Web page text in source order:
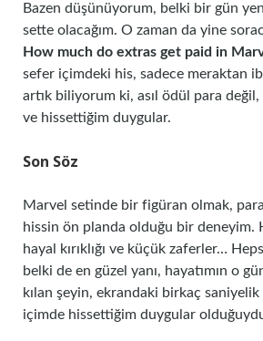
Bazen düşünüyorum, belki bir gün
sette olacağım. O zaman da yine
How much do extras get paid in
sefer içimdeki his, sadece meraktan
artık biliyorum ki, asıl ödül para değil,
ve hissettiğim duygular.
Son Söz
Marvel setinde bir figüran olmak,
hissin ön planda olduğu bir deneyim.
hayal kırıklığı ve küçük zaferler…
belki de en güzel yanı, hayatımın o
kılan şeyin, ekrandaki birkaç
içimde hissettiğim duygular